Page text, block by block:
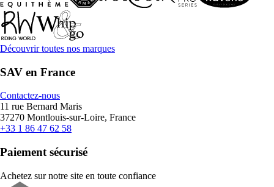
Découvrir toutes nos marques
SAV en France
Contactez-nous
11 rue Bernard Maris
37270 Montlouis-sur-Loire, France
+33 1 86 47 62 58
Paiement sécurisé
Achetez sur notre site en toute confiance